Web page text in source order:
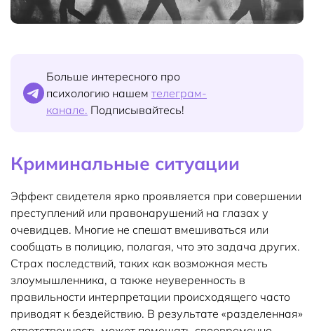
Больше интересного про
психологию нашем телеграм-
канале. Подписывайтесь!
Криминальные ситуации
Эффект свидетеля ярко проявляется при совершении
преступлений или правонарушений на глазах у
очевидцев. Многие не спешат вмешиваться или
сообщать в полицию, полагая, что это задача других.
Страх последствий, таких как возможная месть
злоумышленника, а также неуверенность в
правильности интерпретации происходящего часто
приводят к бездействию. В результате «разделенная»